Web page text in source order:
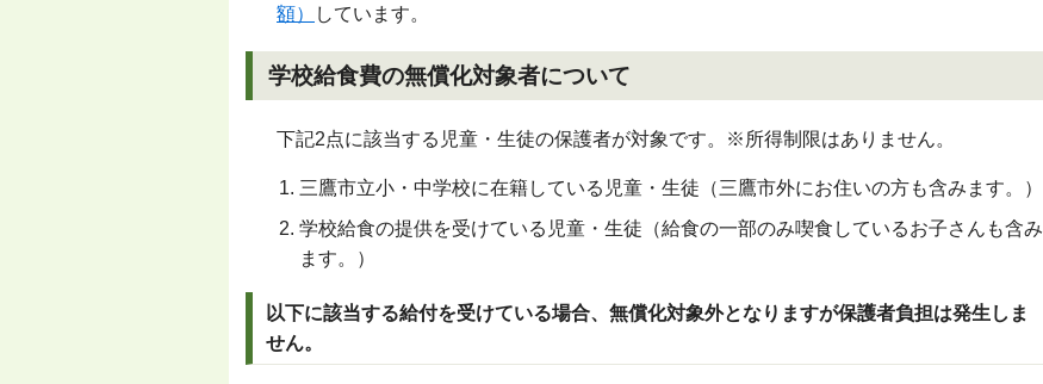
額）
しています。
学校給食費の無償化対象者について
下記2点に該当する児童・生徒の保護者が対象です。※所得制限はありません。
三鷹市立小・中学校に在籍している児童・生徒（三鷹市外にお住いの方も含みます。）
学校給食の提供を受けている児童・生徒（給食の一部のみ喫食しているお子さんも含み
ます。）
以下に該当する給付を受けている場合、無償化対象外となりますが保護者負担は発生しま
せん。